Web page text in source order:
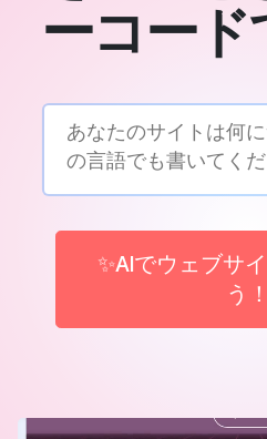
ーコード
✨AIでウェブサ
う！